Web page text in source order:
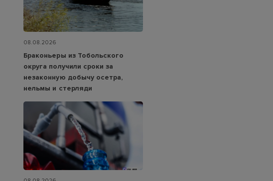
08.08.2026
Браконьеры из Тобольского
округа получили сроки за
незаконную добычу осетра,
нельмы и стерляди